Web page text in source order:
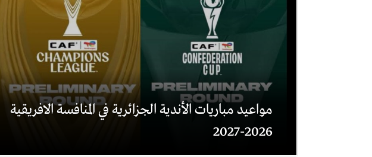
مواعيد مباريات الأندية الجزائرية في المنافسة الافريقية
2026-2027